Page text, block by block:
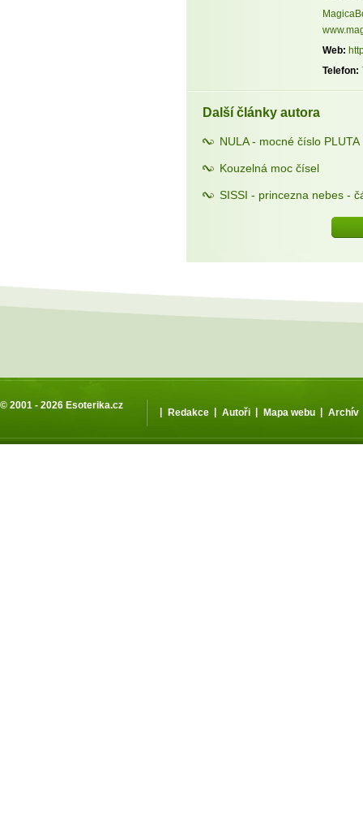
Web:
Telefon:
Další články autora
NULA - mocné číslo PLUTA
Kouzelná moc čísel
SISSI - princezna nebes -
© 2001 - 2026 Esoterika.cz
| Redakce | Autoři | Mapa webu | Archív